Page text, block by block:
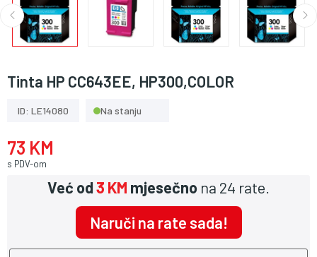
Tinta HP CC643EE, HP300,COLOR
ID: LE14080 Na stanju
73 KM
s PDV-om
Već od3 KM mjesečno na 24 rate.
Naruči na rate sada!